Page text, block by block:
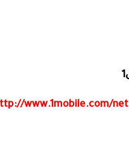
www.1mobile.com/